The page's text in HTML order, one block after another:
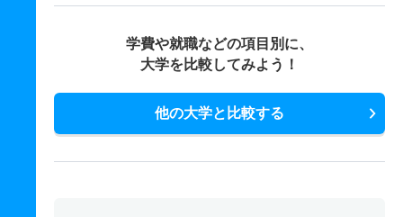
学費や就職などの項目別に、
大学を比較してみよう！
他の大学と比較する